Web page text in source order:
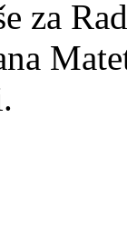
za